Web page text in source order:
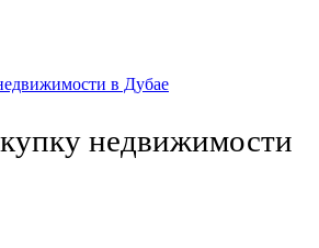
недвижимости